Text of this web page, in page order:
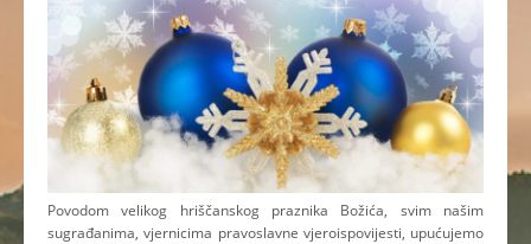
Povodom velikog hriščanskog praznika Božića, svim našim
sugrađanima, vjernicima pravoslavne vjeroispovijesti, upućujemo